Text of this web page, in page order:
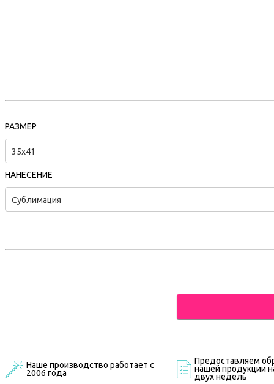
РАЗМЕР
35x41
НАНЕСЕНИЕ
Сублимация
Наше производство работает с
2006 года
Предоставляем
нашей продукции
двух недель